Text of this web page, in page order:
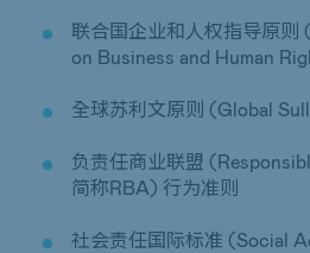
联合国企业和人权指导原
on Business and Human
全球苏利文原则 (Global
负责任商业联盟
简称RBA) 行为准则
社会责任国际标准 (Social